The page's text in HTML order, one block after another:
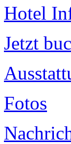
Hotel
Jetzt
Fotos